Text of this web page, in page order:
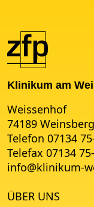
Klinikum am
ÜBER UNS
Weissenhof
74189 Weinsberg
Telefon 07134
Telefax 07134
info@klinikum-